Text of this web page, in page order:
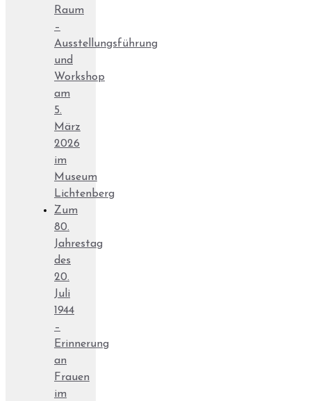
Raum
–
Ausstellungsführung
und
Workshop
am
5.
März
2026
im
Museum
Lichtenberg
Zum
80.
Jahrestag
des
20.
Juli
1944
–
Erinnerung
an
Frauen
im